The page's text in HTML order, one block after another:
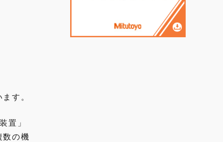
す。
置」
数の機